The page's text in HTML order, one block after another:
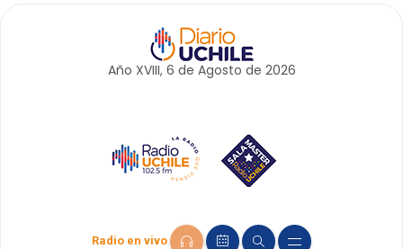
Año XVIII, 6 de Agosto de 2026
Radio en vivo